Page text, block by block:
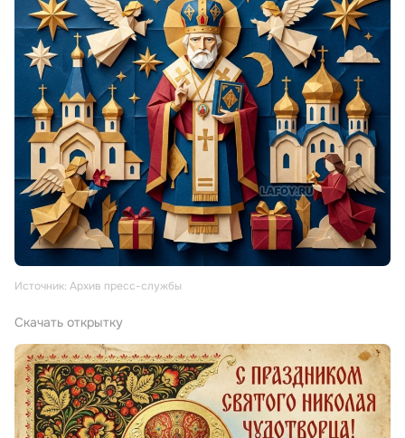
Источник: Архив пресс-службы
Скачать открытку